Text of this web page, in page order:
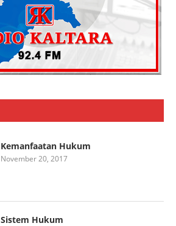
Kemanfaatan Hukum
November 20, 2017
Sistem Hukum